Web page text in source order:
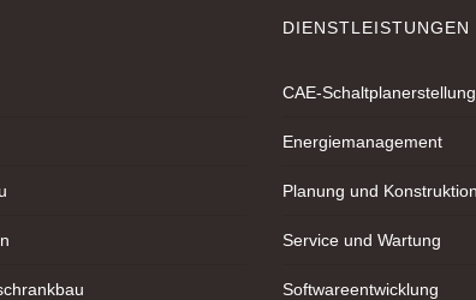
DIENSTLEISTUNGEN
CAE-Schaltplanerstellung
Energiemanagement
Planung und Konstruktion
Service und Wartung
Softwareentwicklung